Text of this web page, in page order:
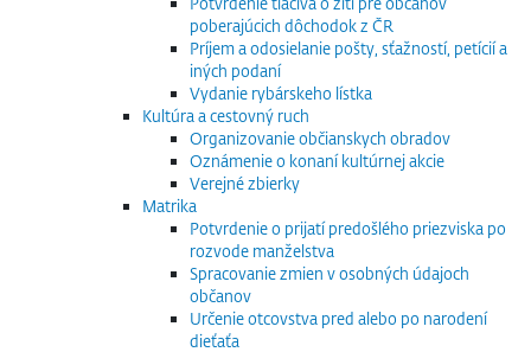
poberajúcich dôchodok z ČR
Príjem a odosielanie pošty, sťažností, petícií a
iných podaní
Vydanie rybárskeho lístka
Kultúra a cestovný ruch
Organizovanie občianskych obradov
Oznámenie o konaní kultúrnej akcie
Verejné zbierky
Matrika
Potvrdenie o prijatí predošlého priezviska po
rozvode manželstva
Spracovanie zmien v osobných údajoch
občanov
Určenie otcovstva pred alebo po narodení
dieťaťa